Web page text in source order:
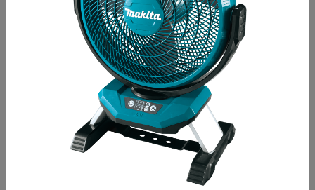
Kategóriák
Ablaktisztítógép tartozék
Akkumulátorok, töltők
Aligátorfűrész Tartozékok
Betoncsiszoló gép tartozékok